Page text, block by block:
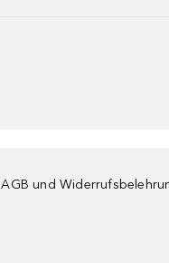
AGB und